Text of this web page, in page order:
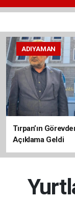
ADIYAMAN
Tırpan’ın
Açıklama Geldi